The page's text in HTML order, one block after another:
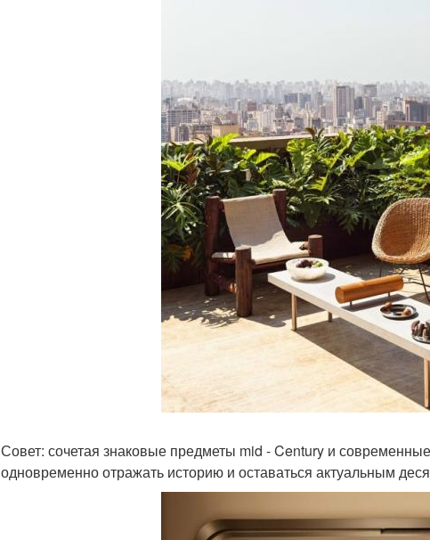
Совет: сочетая знаковые предметы mid - Century и
одновременно отражать историю и оставаться актуальным